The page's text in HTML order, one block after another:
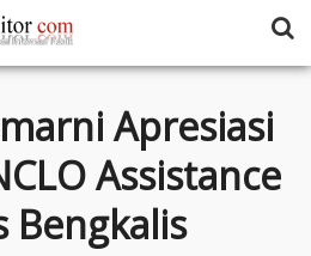
Apresiasi
Assistance
Bengkalis